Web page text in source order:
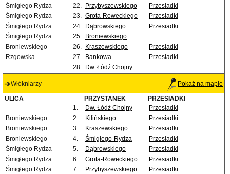
Śmigłego Rydza
22. Przybyszewskiego
Przesiadki
Śmigłego Rydza
23. Grota-Roweckiego
Przesiadki
Śmigłego Rydza
24. Dąbrowskiego
Przesiadki
Śmigłego Rydza
25.
Broniewskiego
Broniewskiego
26. Kraszewskiego
Przesiadki
Rzgowska
27. Bankowa
Przesiadki
28.
Dw. Łódź Chojny
Włókniarzy Pokaż na mapie
ULICA PRZYSTANEK
PRZESIADKI
1.
Dw. Łódź Chojny
Przesiadki
Broniewskiego
2. Kilińskiego
Przesiadki
Broniewskiego
3. Kraszewskiego
Przesiadki
Broniewskiego
4. Śmigłego-Rydza
Przesiadki
Śmigłego Rydza
5. Dąbrowskiego
Przesiadki
Śmigłego Rydza
6. Grota-Roweckiego
Przesiadki
Śmigłego Rydza
7. Przybyszewskiego
Przesiadki